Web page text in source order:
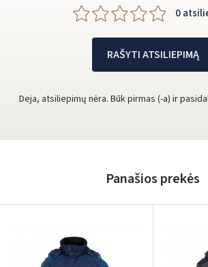
0
RAŠYTI ATSILIEPIMĄ
Deja, atsiliepimų nėra. Būk pirmas (-a) ir
Panašios prekės